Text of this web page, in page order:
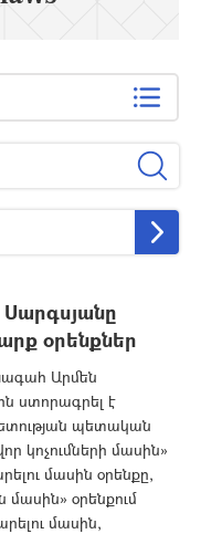
օրենքներ
Արմեն
ստորագրել է
պետական
կոչումների մասին»
մասին օրենքը,
մասին» օրենքում
մասին,